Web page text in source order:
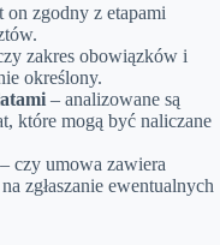
on zgodny z etapami
zakres obowiązków i
określony.
– analizowane są
które mogą być naliczane
– czy umowa zawiera
zgłaszanie ewentualnych